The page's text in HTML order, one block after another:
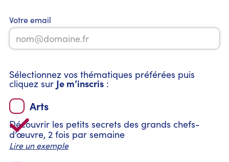
Votre email
Sélectionnez vos thématiques préférées puis
cliquez sur Je m’inscris:
Arts
Découvrir les petits secrets des grands chefs-
d’œuvre, 2 fois par semaine
Lire un exemple